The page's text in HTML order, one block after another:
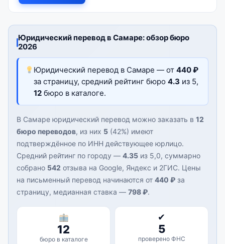
Юридический перевод в Самаре: обзор бюро
2026
Юридический перевод в Самаре — от440 ₽
за страницу, средний рейтинг бюро4.3 из 5,
12 бюро в каталоге.
В Самаре юридический перевод можно заказать в 12
бюро переводов, из них 5 (42%) имеют
подтверждённое по ИНН действующее юрлицо.
Средний рейтинг по городу — 4.35 из 5,0, суммарно
собрано 542 отзыва на Google, Яндекс и 2ГИС. Цены
на письменный перевод начинаются от 440 ₽ за
страницу, медианная ставка — 798 ₽.
12
бюро в каталоге
✔
5
проверено ФНС